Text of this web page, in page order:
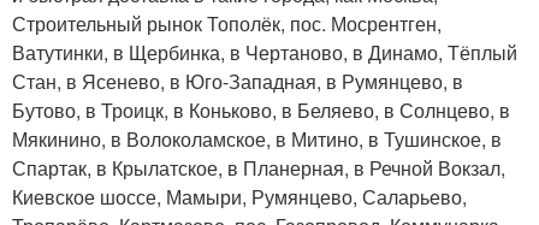
Строительный рынок Тополёк, пос. Мосрентген,
Ватутинки, в Щербинка, в Чертаново, в Динамо, Тёплый
Стан, в Ясенево, в Юго-Западная, в Румянцево, в
Бутово, в Троицк, в Коньково, в Беляево, в Солнцево, в
Мякинино, в Волоколамское, в Митино, в Тушинское, в
Спартак, в Крылатское, в Планерная, в Речной Вокзал,
Киевское шоссе, Мамыри, Румянцево, Саларьево,